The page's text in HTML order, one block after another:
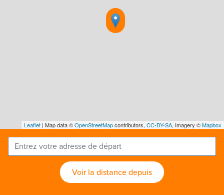
Leaflet | Map data ©OpenStreetMapcontributors, CC-BY-SA, Imagery ©Mapbox
Voir la distance depuis